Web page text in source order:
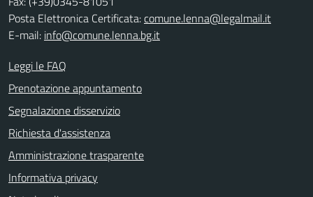
Posta Elettronica Certificata:comune.lenna@legalmail.it
E-mail: info@comune.lenna.bg.it
Leggi le FAQ
Prenotazione appuntamento
Segnalazione disservizio
Richiesta d'assistenza
Amministrazione trasparente
Informativa privacy